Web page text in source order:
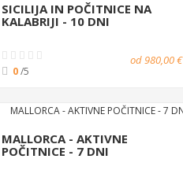
SICILIJA IN POČITNICE NA
KALABRIJI - 10 DNI
0/5
od 980,00 €
MALLORCA - AKTIVNE
POČITNICE - 7 DNI